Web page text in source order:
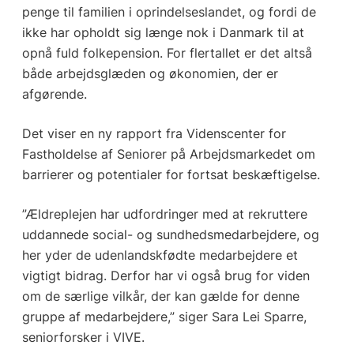
penge til familien i oprindelseslandet, og fordi de
ikke har opholdt sig længe nok i Danmark til at
opnå fuld folkepension. For flertallet er det altså
både arbejdsglæden og økonomien, der er
afgørende.
Det viser en ny rapport fra Videnscenter for
Fastholdelse af Seniorer på Arbejdsmarkedet om
barrierer og potentialer for fortsat beskæftigelse.
”Ældreplejen har udfordringer med at rekruttere
uddannede social- og sundhedsmedarbejdere, og
her yder de udenlandskfødte medarbejdere et
vigtigt bidrag. Derfor har vi også brug for viden
om de særlige vilkår, der kan gælde for denne
gruppe af medarbejdere,” siger Sara Lei Sparre,
seniorforsker i VIVE.